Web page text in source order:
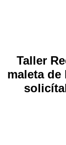
Taller
maleta de